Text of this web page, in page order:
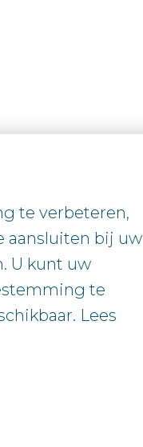
te verbeteren,
aansluiten bij uw
U kunt uw
te
Lees